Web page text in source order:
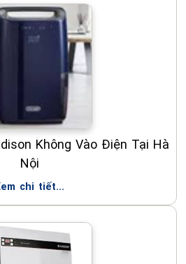
Không Vào Điện Tại Hà
Nội
chi tiết...